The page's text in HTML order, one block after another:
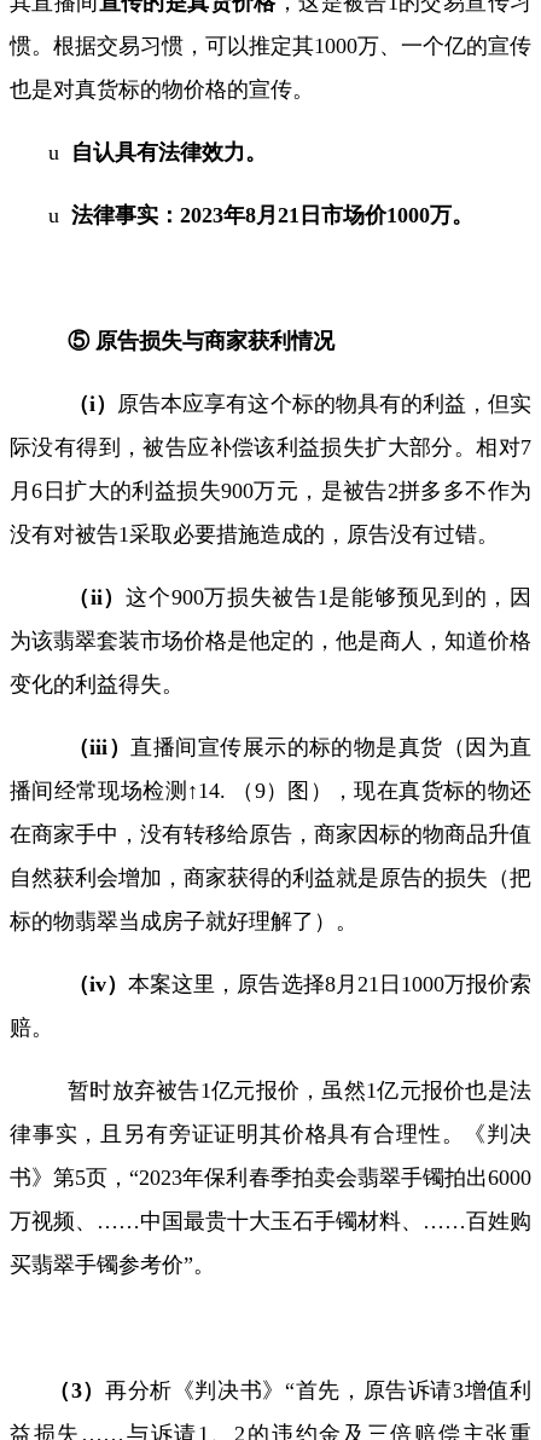
惯。根据交易习惯，可以推定其1000万、一个亿的宣传
也是对真货标的物价格的宣传。
u 自认具有法律效力。
u 法律事实：2023年8月21 日市场价1000万。
⑤ 原告损失与商家获利情况
（i） 原告本应享有这个标的物具有的利益，但实
际没有得到，被告应补偿该利益损失扩大部分。相对7
月6 日扩大的利益损失900万元，是被告2拼多多不作为
没有对被告1采取必要措施造成的，原告没有过错。
（ii）这个900万损失被告1 是能够预见到的，因
为该翡翠套装市场价格是他定的，他是商人，知道价格
变化的利益得失。
（iii ） 直播间宣传展示的标的物是真货（因为直
播间经常现场检测↑14. （ 9）图），现在真货标的物还
在商家手中，没有转移给原告，商家因标的物商品升值
自然获利会增加，商家获得的利益就是原告的损失（把
标的物翡翠当成房子就好理解了）。
（iv）本案这里，原告选择8月 21 日 1000万报价索
赔。
暂时放弃被告1亿元报价，虽然1亿元报价也是法
律事实，且另有旁证证明其价格具有合理性。《判决
书》第5页，“2023年保利春季拍卖会翡翠手镯拍出6000
万视频、 ……中国最贵十大玉石手镯材料、 ……百姓购
买翡翠手镯参考价”。
（3） 再分析《判决书》“首先，原告诉请3增值利
益损失 …… 与诉请1 、 2 的违约金及三倍赔偿主张重